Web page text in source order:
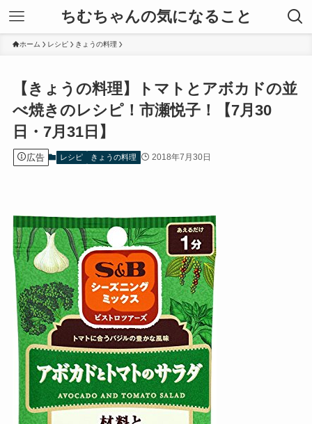
ちむちゃんの気になること
ホーム レシピ きょうの料理
【きょうの料理】トマトとアボカドの並
べ焼きのレシピ！市瀬悦子！【7月30
日・7月31日】
広告 レシピ きょうの料理 2018年7月30日